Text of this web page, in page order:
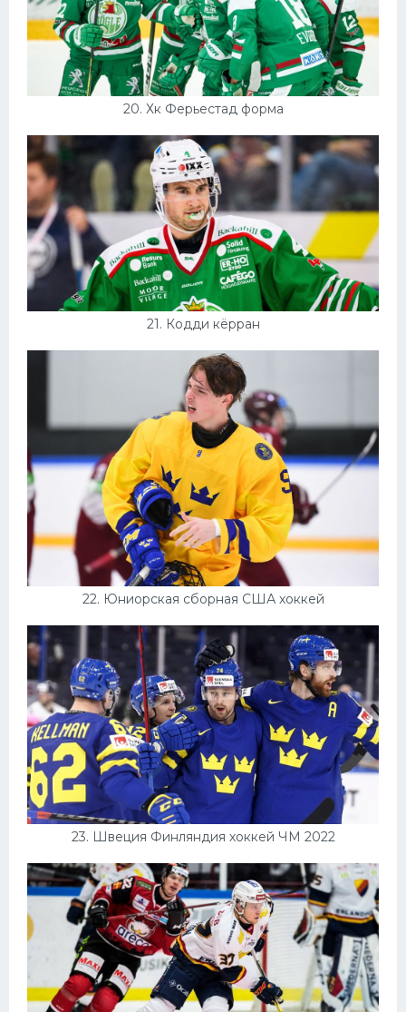
20. Хк Ферьестад форма
21. Кодди кёрран
22. Юниорская сборная США хоккей
23. Швеция Финляндия хоккей ЧМ 2022